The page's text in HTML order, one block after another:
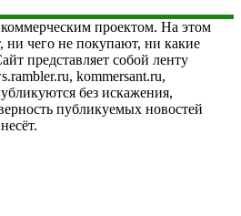
проектом. На этом
ни чего не покупают, ни какие
представляет собой ленту
kommersant.ru,
без искажения,
публикуемых новостей